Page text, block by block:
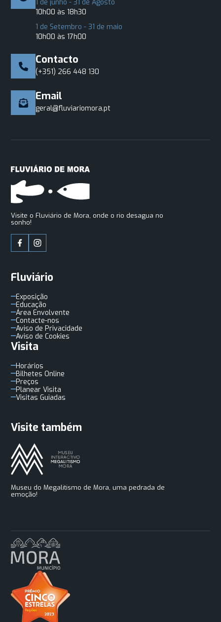
1 de junho - 31 de Agosto
10h00 às 18h30
1 de Setembro - 31 de maio
10h00 às 17h00
Contacto
(+351) 266 448 130
Email
geral@fluviariomora.pt
Visite o Fluviário de Mora, onde o rio desagua no
sonho!
Fluviário
Exposição
Educação
Área Envolvente
Contacte-nos
Aviso de Privacidade
Aviso de Cookies
Visita
Horários
Bilhetes Online
Preços
Planear Visita
Visitas Guiadas
Visite também
Museu do Megalitismo de Mora, uma pedrada de
emoção!